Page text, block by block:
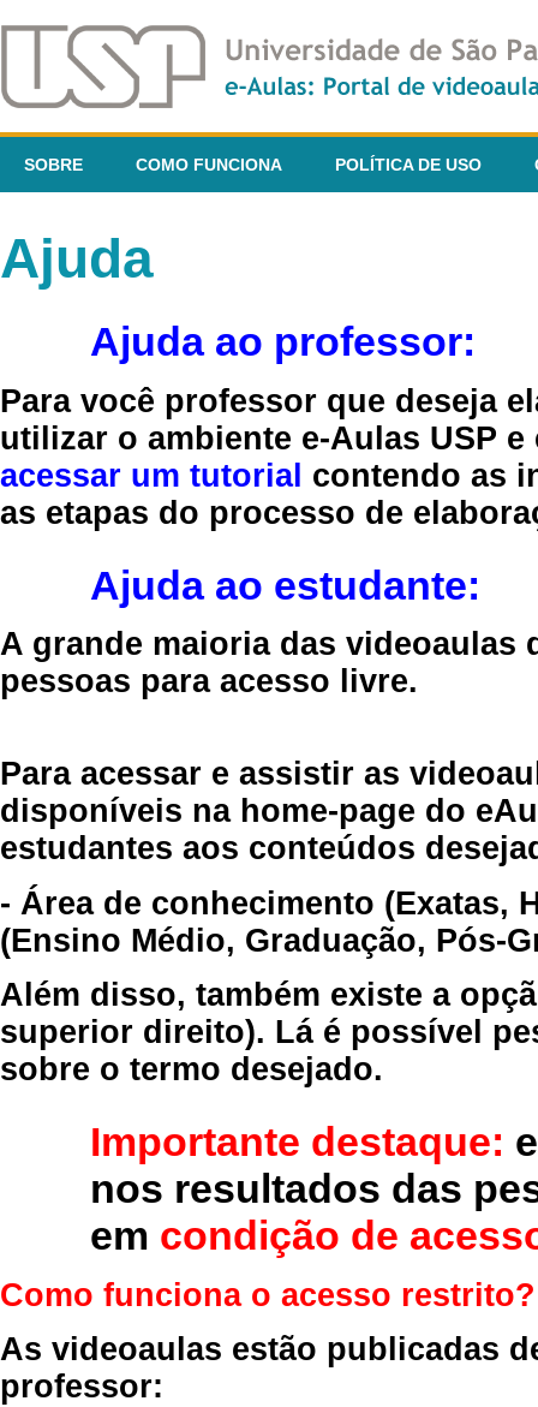
SOBRE COMO FUNCIONA POLÍTICA DE USO
Ajuda
Ajuda ao professor:
Para você professor que deseja
utilizar o ambiente e-Aulas USP
acessar um tutorial contendo as
as etapas do processo de
Ajuda ao estudante:
A grande maioria das videoaulas
pessoas para acesso livre.
Para acessar e assistir as
disponíveis na home-page do
estudantes aos conteúdos
- Área de conhecimento (Exatas,
(Ensino Médio, Graduação, Pós-
Além disso, também existe a
superior direito). Lá é possível
sobre o termo desejado.
Importante destaque:
nos resultados das
em condição de
Como funciona o acesso restrito?
As videoaulas estão publicadas
professor: